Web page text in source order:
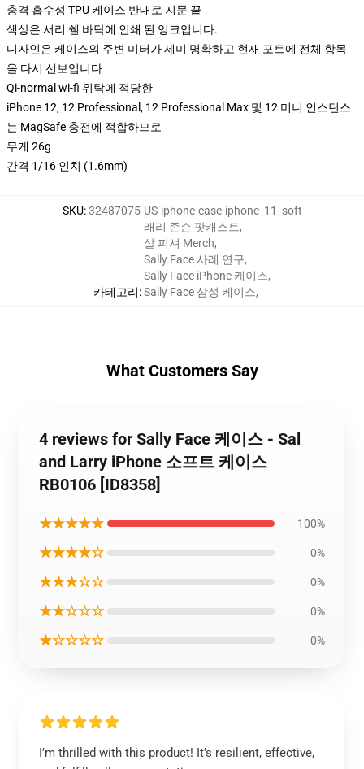
충격 흡수성 TPU 케이스 반대로 지문 끝
색상은 서리 쉘 바닥에 인쇄 된 잉크입니다.
디자인은 케이스의 주변 미터가 세미 명확하고 현재 포트에 전체 항목
을 다시 선보입니다
Qi-normal wi-fi 위탁에 적당한
iPhone 12, 12 Professional, 12 Professional Max 및 12 미니 인스턴스
는 MagSafe 충전에 적합하므로
무게 26g
간격 1/16 인치 (1.6mm)
SKU:32487075-US-iphone-case-iphone_11_soft
카테고리:
래리 존슨 팟캐스트,
살 피셔 Merch,
Sally Face 사례 연구,
Sally Face iPhone 케이스,
Sally Face 삼성 케이스,
What Customers Say
4 reviews for Sally Face 케이스 - Sal
and Larry iPhone 소프트 케이스
RB0106 [ID8358]
★★★★★ 100%
★★★★☆ 0%
★★★☆☆ 0%
★★☆☆☆ 0%
★☆☆☆☆ 0%
I’m thrilled with this product! It’s resilient, effective,